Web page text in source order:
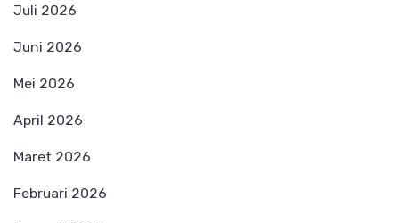
Juli 2026
Juni 2026
Mei 2026
April 2026
Maret 2026
Februari 2026